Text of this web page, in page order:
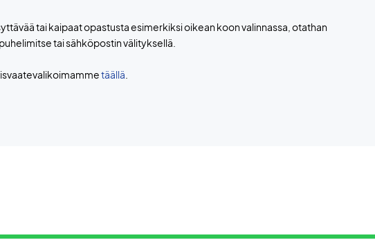
tai kaipaat opastusta esimerkiksi oikean koon valinnassa, otathan
tai sähköpostin välityksellä.
täällä